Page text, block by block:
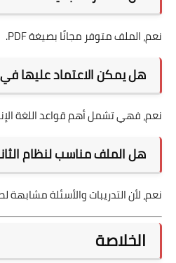
نعم، الملف متوفر مجانًا بصيغة PDF.
هل يمكن الاعتماد عليها في
نعم، فهي تشمل أهم قواعد اللغة
هل الملف مناسب لنظام
نعم، لأن التدريبات والأسئلة مشابهة
الخلاصة